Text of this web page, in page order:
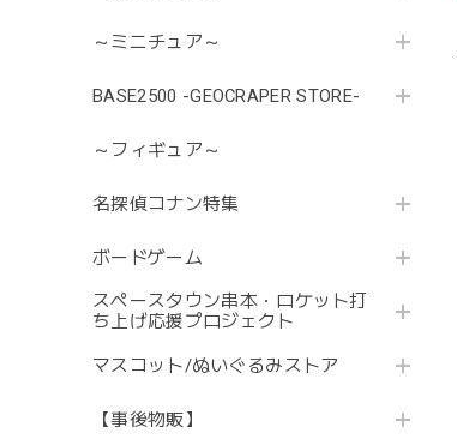
～ミニチュア～
BASE2500 -GEOCRAPER STORE-
～フィギュア～
名探偵コナン特集
ボードゲーム
スペースタウン串本・ロケット打
ち上げ応援プロジェクト
マスコット/ぬいぐるみストア
【事後物販】